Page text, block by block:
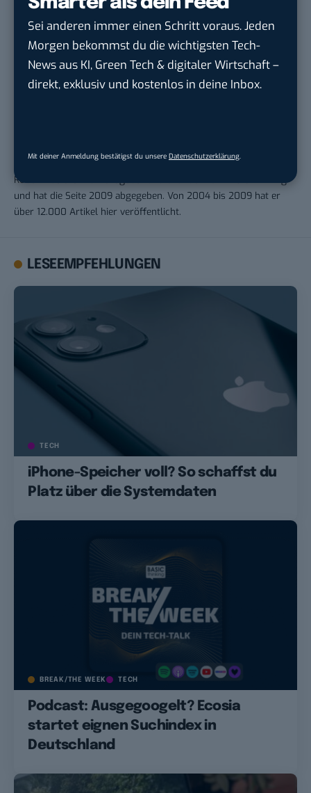
Sei anderen immer einen Schritt voraus. Jeden
Morgen bekommst du die wichtigsten Tech-
News aus KI, Green Tech & digitaler Wirtschaft –
direkt, exklusiv und kostenlos in deine Inbox.
Mit deiner Anmeldung bestätigst du unsere Datenschutzerklärung
THEMEN: APPLE GOOGLE
Robert Basic
Robert Basic ist Namensgeber und Gründer von BASIC thinking
und hat die Seite 2009 abgegeben. Von 2004 bis 2009 hat er
über 12.000 Artikel hier veröffentlicht.
LESEEMPFEHLUNGEN
TECH
iPhone-Speicher voll? So schaffst du
Platz über die Systemdaten
BREAK/THE WEEK TECH
Podcast: Ausgegoogelt? Ecosia
startet eignen Suchindex in
Deutschland